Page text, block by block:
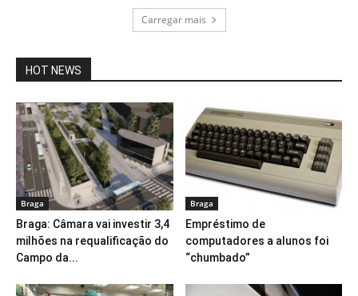
Carregar mais
HOT NEWS
Braga
Braga: Câmara vai investir 3,4
milhões na requalificação do
Campo da...
Braga
Empréstimo de
computadores a alunos foi
“chumbado”